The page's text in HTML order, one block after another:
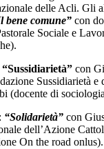
delle Acli. Gli
bene comune” con
Sociale e
“Sussidiarietà” con
Sussidiarietà
(docente di
“Solidarietà” con
dell’Azione
On the road onlus).